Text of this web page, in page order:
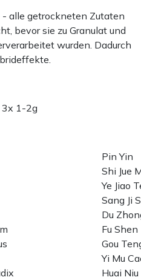
alle getrockneten Zutaten
bevor sie zu Granulat und
wurden. Dadurch
3x 1-2g
Pin Yin
Shi Jue
Ye Jiao
Sang Ji
Du
Fu Shen
Gou
Yi Mu
Huai Niu